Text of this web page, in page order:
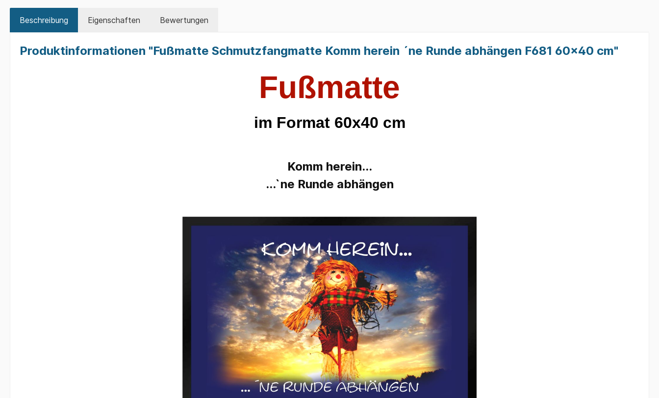
Schlüsselanhänger
bedruckte Sweatshirts
Beschreibung Eigenschaften Bewertungen
Produktinformationen "Fußmatte Schmutzfangmatte Komm herein ´ne Runde abhängen F681 60x40 cm"
Fußmatte
im Format 60x40 cm
Komm herein...
...`ne Runde abhängen